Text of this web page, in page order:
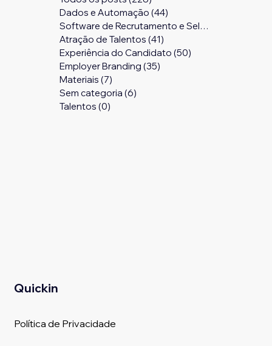
Dados e Automação (44)
Software de Recrutamento e Seleção
Atração de Talentos (41)
Experiência do Candidato (50)
Employer Branding (35)
Materiais (7)
Sem categoria (6)
Talentos (0)
Quickin
Política de Privacidade